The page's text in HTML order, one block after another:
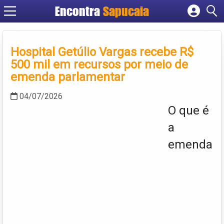
Encontra
Cadastrar empresa
Criar conta
Hospital Getúlio Vargas recebe R$
500 mil em recursos por meio de
emenda parlamentar
04/07/2026
O que é
a
emenda